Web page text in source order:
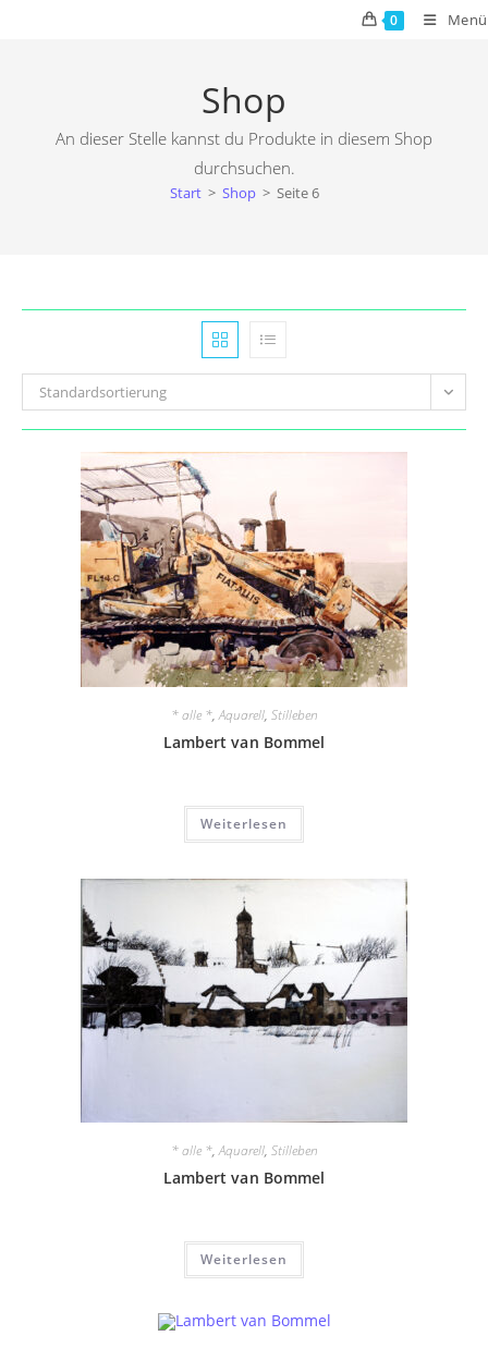
0 Menü
Shop
An dieser Stelle kannst du Produkte in diesem Shop
durchsuchen.
Start > Shop > Seite 6
Standardsortierung
* alle *,Aquarell, Stilleben
Lambert van Bommel
Weiterlesen
* alle *,Aquarell, Stilleben
Lambert van Bommel
Weiterlesen